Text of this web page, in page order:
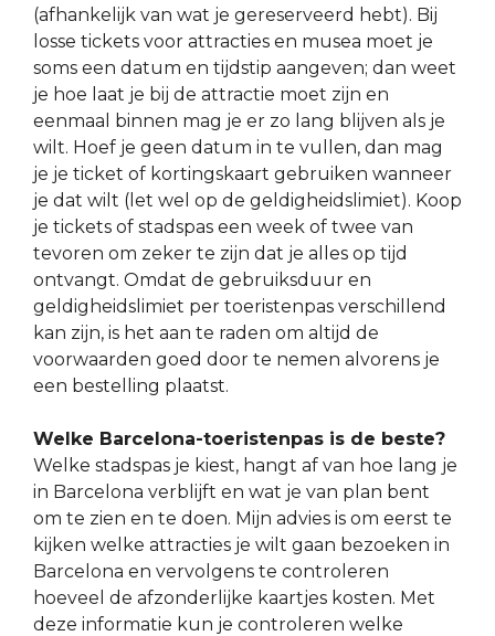
(afhankelijk van wat je gereserveerd hebt). Bij
losse tickets voor attracties en musea moet je
soms een datum en tijdstip aangeven; dan weet
je hoe laat je bij de attractie moet zijn en
eenmaal binnen mag je er zo lang blijven als je
wilt. Hoef je geen datum in te vullen, dan mag
je je ticket of kortingskaart gebruiken wanneer
je dat wilt (let wel op de geldigheidslimiet). Koop
je tickets of stadspas een week of twee van
tevoren om zeker te zijn dat je alles op tijd
ontvangt. Omdat de gebruiksduur en
geldigheidslimiet per toeristenpas verschillend
kan zijn, is het aan te raden om altijd de
voorwaarden goed door te nemen alvorens je
een bestelling plaatst.
Welke Barcelona-toeristenpas is de beste?
Welke stadspas je kiest, hangt af van hoe lang je
in Barcelona verblijft en wat je van plan bent
om te zien en te doen. Mijn advies is om eerst te
kijken welke attracties je wilt gaan bezoeken in
Barcelona en vervolgens te controleren
hoeveel de afzonderlijke kaartjes kosten. Met
deze informatie kun je controleren welke